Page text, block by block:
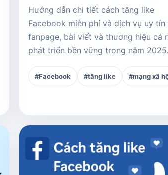
Hướng dẫn chi tiết cách tăng like
Facebook miễn phí và dịch vụ uy tín
fanpage, bài viết và thương hiệu cá
phát triển bền vững trong năm 2025.
#Facebook #tăng like #mạng xã